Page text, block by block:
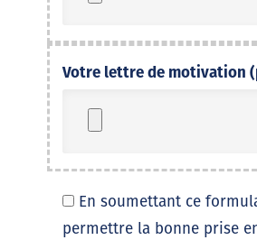
Votre lettre de motivation
En soumettant ce
permettre la bonne prise